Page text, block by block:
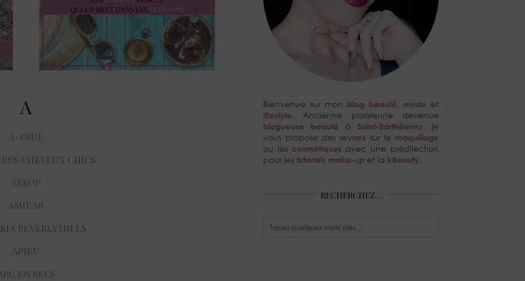
A
A-TRUE
CHEVEUX CHICS
AESOP
AMILAB
BEVERLY HILLS
APIEU
EN SELS
Bienvenue sur mon blog beauté, mode et
lifestyle. Ancienne parisienne devenue
blogueuse beauté à Saint-Barthélemy, je
vous propose des revues sur le maquillage
ou les cosmétiques avec une prédilection
pour les tutoriels make-up et la kBeauty.
RECHERCHEZ…